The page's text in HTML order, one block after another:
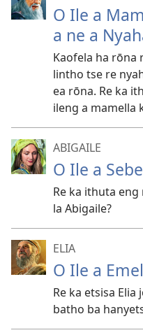
O Ile a
a ne a
Kaofela ha rōna
lintho tse re
ea rōna. Re ka
ileng a mamella
ABIGAILE
O Ile a
Re ka ithuta
la Abigaile?
ELIA
O Ile a
Re ka etsisa
batho ba